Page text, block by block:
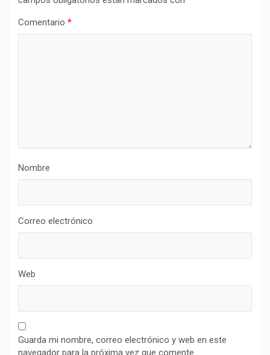
Comentario *
Nombre
Correo electrónico
Web
Guarda mi nombre, correo electrónico y web en este
navegador para la próxima vez que comente.